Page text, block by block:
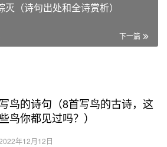
（诗句出处和全诗赏析）
下一篇
写鸟的诗句（8首写鸟的古诗，这
鸟你都见过吗？）
年12月12日